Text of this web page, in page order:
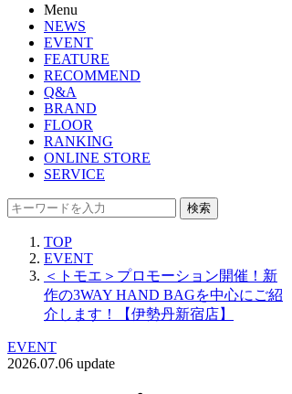
Menu
NEWS
EVENT
FEATURE
RECOMMEND
Q&A
BRAND
FLOOR
RANKING
ONLINE STORE
SERVICE
検索
TOP
EVENT
＜トモエ＞プロモーション開催！新
作の3WAY HAND BAGを中心にご紹
介します！【伊勢丹新宿店】
EVENT
2026.07.06 update